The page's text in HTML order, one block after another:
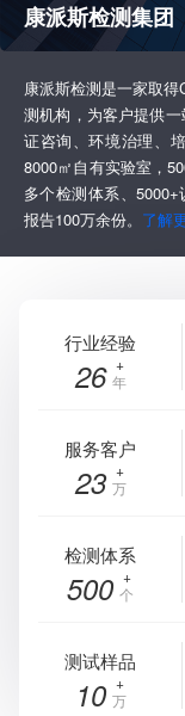
康派斯检测集团
康派斯检测是一家取
测机构，为客户提供
证咨询、环境治理、
8000㎡自有实验室，
多个检测体系、
报告100万余份。 了解
行业经验
26 年
服务客户
23 万
检测体系
500 个
测试样品
10 万